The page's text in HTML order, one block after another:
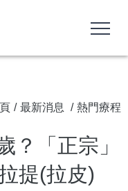
？「正宗」
提(拉皮)
/ 最新消息 / 熱門療程